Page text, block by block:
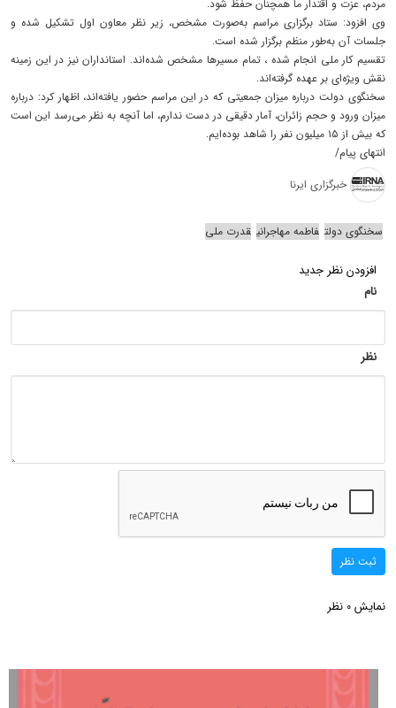
مردم، عزت و اقتدار ما همچنان حفظ شود.
وی افزود: ستاد برگزاری مراسم به‌صورت مشخص، زیر نظر معاون اول تشکیل شده و
جلسات آن به‌طور منظم برگزار شده است.
تقسیم کار ملی انجام شده ، تمام مسیرها مشخص شده‌اند. استانداران نیز در این زمینه
نقش ویژه‌ای بر عهده گرفته‌اند.
سخنگوی دولت درباره میزان جمعیتی که در این مراسم حضور یافته‌اند، اظهار کرد: درباره
میزان ورود و حجم زائران، آمار دقیقی در دست ندارم، اما آنچه به نظر می‌رسد این است
که بیش از ۱۵ میلیون نفر را شاهد بوده‌ایم.
انتهای پیام/
خبرگزاری ایرنا
سخنگوی دولت فاطمه مهاجرانی قدرت ملی
افزودن نظر جدید
نام
نظر
ثبت نظر
نمایش 0 نظر